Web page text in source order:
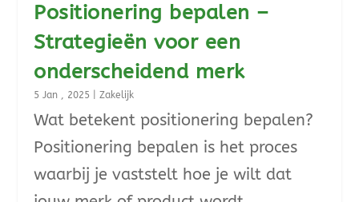
Positionering bepalen –
Strategieën voor een
onderscheidend merk
5 Jan , 2025 |Zakelijk
Wat betekent positionering bepalen?
Positionering bepalen is het proces
waarbij je vaststelt hoe je wilt dat